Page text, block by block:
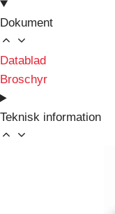
Dokument
Datablad
Broschyr
Teknisk information